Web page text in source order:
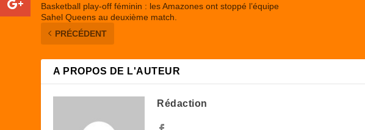
Basketball play-off féminin : les Amazones ont stoppé l’équipe
Sahel Queens au deuxième match.
PRÉCÉDENT
A PROPOS DE L'AUTEUR
Rédaction